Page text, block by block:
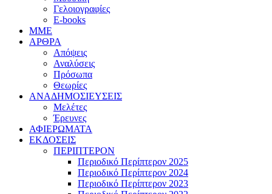
Γελοιογραφίες
E-books
MME
ΑΡΘΡΑ
Απόψεις
Αναλύσεις
Πρόσωπα
Θεωρίες
ΑΝΑΔΗΜΟΣΙΕΥΣΕΙΣ
Μελέτες
Έρευνες
ΑΦΙΕΡΩΜΑΤΑ
ΕΚΔΟΣΕΙΣ
ΠΕΡΙΠΤΕΡΟΝ
Περιοδικό Περίπτερον 2025
Περιοδικό Περίπτερον 2024
Περιοδικό Περίπτερον 2023